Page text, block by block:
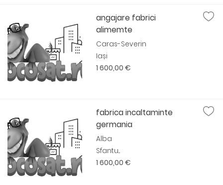
angajare fabrici
alimemte
Caras-Severin
Iași
1 600,00 €
fabrica incaltaminte
germania
Alba
Sfantu...
1 600,00 €